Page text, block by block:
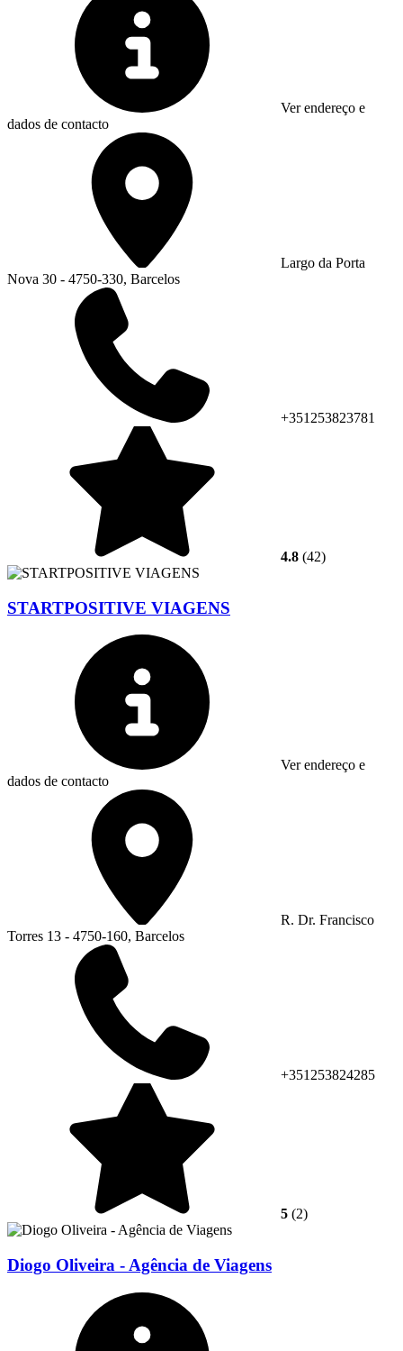
Ver endereço e
dados de contacto
Largo da Porta
Nova 30 - 4750-330, Barcelos
+351253823781
4.8 (42)
STARTPOSITIVE VIAGENS
Ver endereço e
dados de contacto
R. Dr. Francisco
Torres 13 - 4750-160, Barcelos
+351253824285
5 (2)
Diogo Oliveira - Agência de Viagens